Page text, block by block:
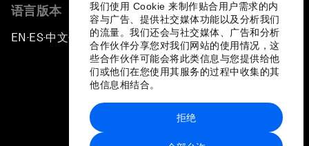
我们使用 Cookie 来制作贴合用户需求的内
容与广告、提供社交媒体功能以及分析我们
的流量。我们还会与社交媒体、广告和分析
合作伙伴分享您对我们网站的使用情况，这
些合作伙伴可能会将此类信息与您提供给他
们或他们在您使用其服务的过程中收集的其
他信息相结合。
拒绝
语言版本
EN ▪ES▪中文▪ 日本語